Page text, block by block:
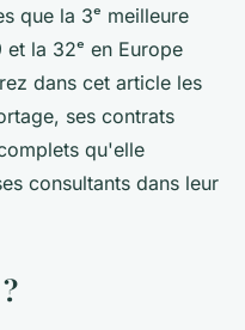
que la 3ᵉ meilleure
et la 32ᵉ en Europe
dans cet article les
ses contrats
qu'elle
consultants dans leur